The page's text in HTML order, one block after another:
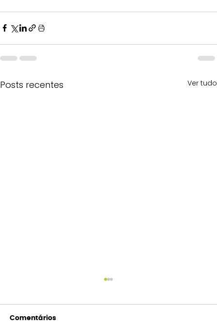
Posts recentes Ver tudo
Comentários